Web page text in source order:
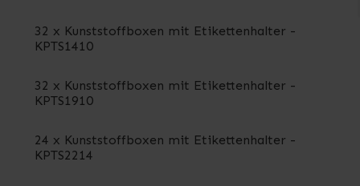
32 x Kunststoffboxen mit Etikettenhalter -
KPTS1410
32 x Kunststoffboxen mit Etikettenhalter -
KPTS1910
24 x Kunststoffboxen mit Etikettenhalter -
KPTS2214